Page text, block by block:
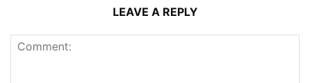
LEAVE A REPLY